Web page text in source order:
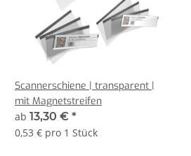
Scannerschiene | transparent |
mit Magnetstreifen
ab 13,30 € *
0,53 € pro 1 Stück